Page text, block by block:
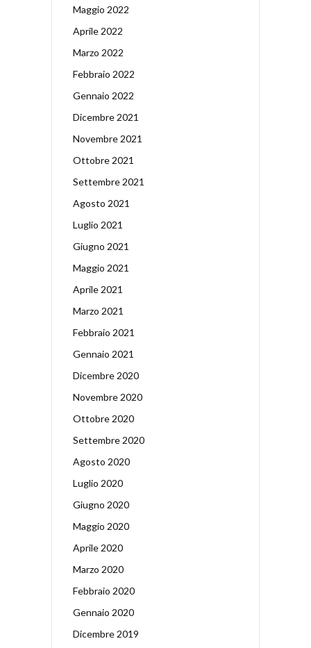
Maggio 2022
Aprile 2022
Marzo 2022
Febbraio 2022
Gennaio 2022
Dicembre 2021
Novembre 2021
Ottobre 2021
Settembre 2021
Agosto 2021
Luglio 2021
Giugno 2021
Maggio 2021
Aprile 2021
Marzo 2021
Febbraio 2021
Gennaio 2021
Dicembre 2020
Novembre 2020
Ottobre 2020
Settembre 2020
Agosto 2020
Luglio 2020
Giugno 2020
Maggio 2020
Aprile 2020
Marzo 2020
Febbraio 2020
Gennaio 2020
Dicembre 2019